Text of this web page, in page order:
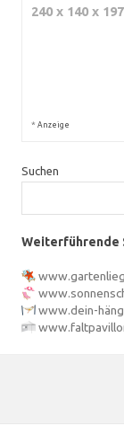
240 x 140 x
* Anzeige
Suchen
Weiterführende
www.dein-